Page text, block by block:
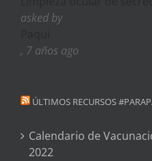
asked by
, 7 años ago
ÚLTIMOS RECURSOS
Calendario de
2022